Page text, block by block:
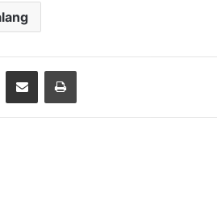
Share via Email Print